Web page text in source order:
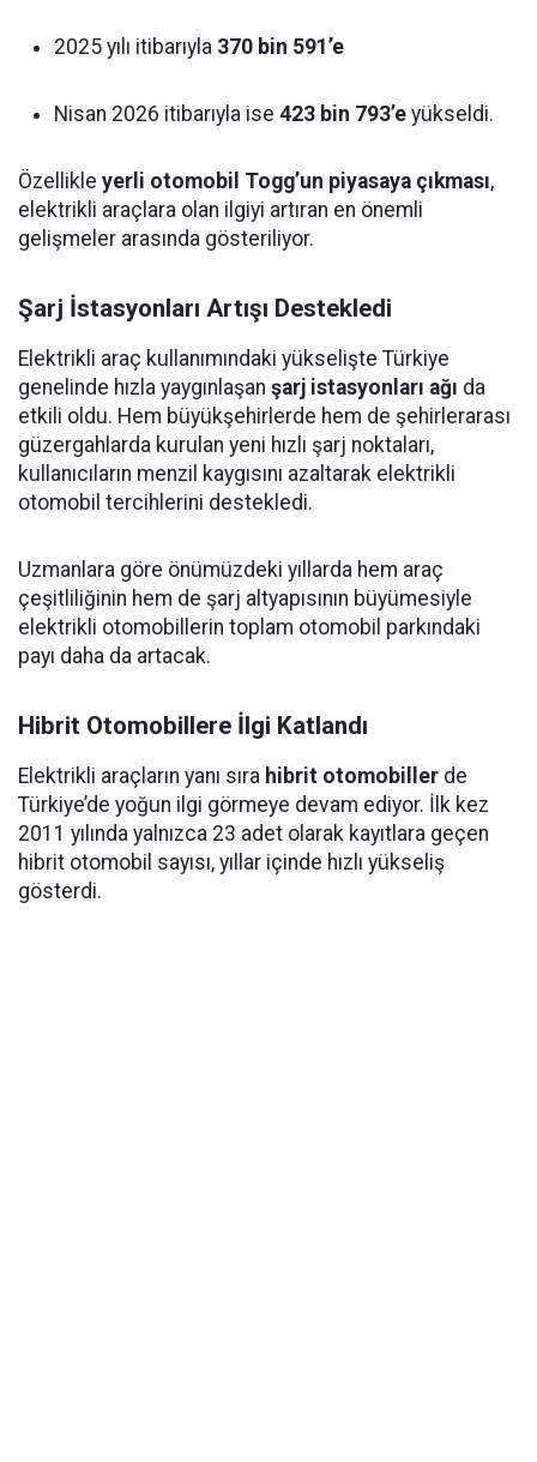
2025 yılı itibarıyla 370 bin 591’e
Nisan 2026 itibarıyla ise 423 bin 793’e yükseldi.
Özellikle yerli otomobil Togg’un piyasaya çıkması,
elektrikli araçlara olan ilgiyi artıran en önemli
gelişmeler arasında gösteriliyor.
Şarj İstasyonları Artışı Destekledi
Elektrikli araç kullanımındaki yükselişte Türkiye
genelinde hızla yaygınlaşan şarj istasyonları ağı da
etkili oldu. Hem büyükşehirlerde hem de şehirlerarası
güzergahlarda kurulan yeni hızlı şarj noktaları,
kullanıcıların menzil kaygısını azaltarak elektrikli
otomobil tercihlerini destekledi.
Uzmanlara göre önümüzdeki yıllarda hem araç
çeşitliliğinin hem de şarj altyapısının büyümesiyle
elektrikli otomobillerin toplam otomobil parkındaki
payı daha da artacak.
Hibrit Otomobillere İlgi Katlandı
Elektrikli araçların yanı sıra hibrit otomobiller de
Türkiye’de yoğun ilgi görmeye devam ediyor. İlk kez
2011 yılında yalnızca 23 adet olarak kayıtlara geçen
hibrit otomobil sayısı, yıllar içinde hızlı yükseliş
gösterdi.